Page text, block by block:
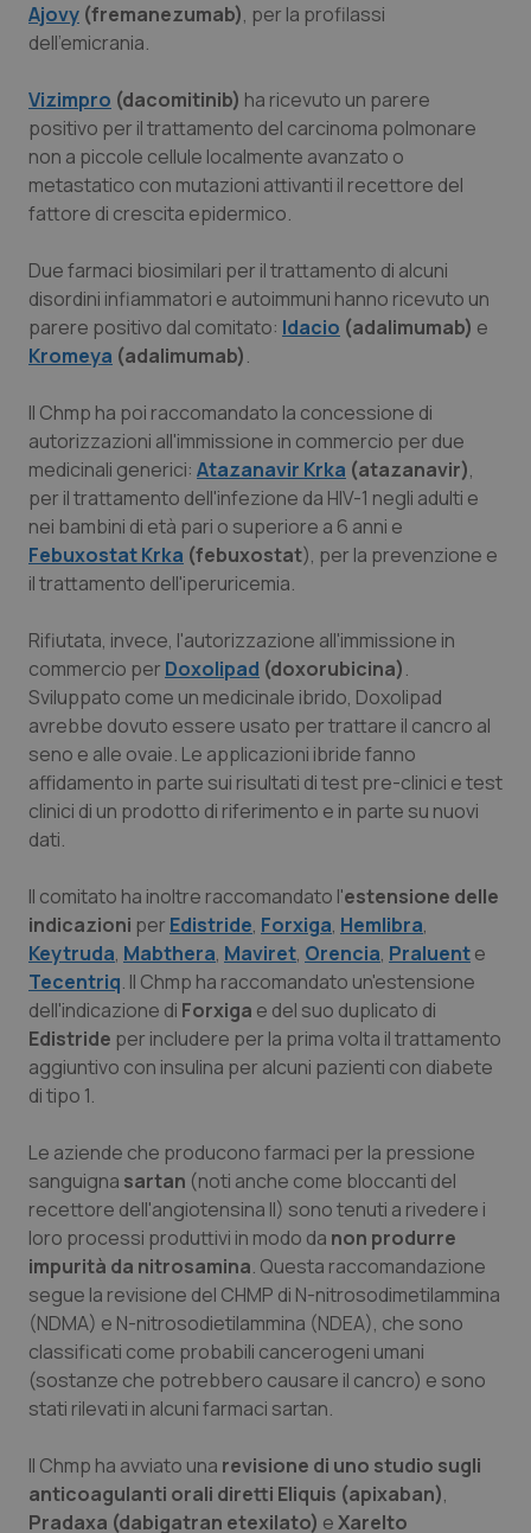
Campania
Friuli Venezia Giulia
Lazio
Liguria
Lombardia
Molise
Piemonte
Provincia Autonoma di Bolzano
Provincia Autonoma di Trento
Puglia
Sardegna
Sicilia
Toscana
Umbria
Valle D’Aosta
Veneto
Car-T
Dermatite Atopica
Diabete & glucometri
Disturbi dell’umore
Dolore
Epatiti
HIV
Infezioni & Febbre
Ipertensione & Scompenso
Malattie rare
Malattia di Crohn & Rettocolite Ulcerosa
Neuroscienze & patologie neurodegenerative
Obesità
Oftalmologia
Oncodermatologia
Oncoematologia
Psoriasi & pelle
Quotidiano Cardiologia
Quotidiano Chirurgia
Quotidiano Oncologia
Rene & patologie urogenitali
Ajovy (fremanezumab), per la profilassi
dell'emicrania.
Vizimpro (dacomitinib) ha ricevuto un parere
positivo per il trattamento del carcinoma polmonare
non a piccole cellule localmente avanzato o
metastatico con mutazioni attivanti il ​​recettore del
fattore di crescita epidermico.
Due farmaci biosimilari per il trattamento di alcuni
disordini infiammatori e autoimmuni hanno ricevuto un
parere positivo dal comitato: Idacio (adalimumab) e
Kromeya (adalimumab).
Il Chmp ha poi raccomandato la concessione di
autorizzazioni all'immissione in commercio per due
medicinali generici: Atazanavir Krka (atazanavir),
per il trattamento dell'infezione da HIV-1 negli adulti e
nei bambini di età pari o superiore a 6 anni e
Febuxostat Krka (febuxostat), per la prevenzione e
il trattamento dell'iperuricemia.
Rifiutata, invece, l'autorizzazione all'immissione in
commercio per Doxolipad (doxorubicina).
Sviluppato come un medicinale ibrido, Doxolipad
avrebbe dovuto essere usato per trattare il cancro al
seno e alle ovaie. Le applicazioni ibride fanno
affidamento in parte sui risultati di test pre-clinici e test
clinici di un prodotto di riferimento e in parte su nuovi
dati.
Il comitato ha inoltre raccomandato l'estensione delle
indicazioni per Edistride, Forxiga, Hemlibra,
Keytruda, Mabthera, Maviret, Orencia, Praluente
Tecentriq. Il Chmp ha raccomandato un'estensione
dell'indicazione di Forxiga e del suo duplicato di
Edistride per includere per la prima volta il trattamento
aggiuntivo con insulina per alcuni pazienti con diabete
di tipo 1.
Le aziende che producono farmaci per la pressione
sanguigna sartan (noti anche come bloccanti del
recettore dell'angiotensina II) sono tenuti a rivedere i
loro processi produttivi in ​​modo da non produrre
impurità da nitrosamina. Questa raccomandazione
segue la revisione del CHMP di N-nitrosodimetilammina
(NDMA) e N-nitrosodietilammina (NDEA), che sono
classificati come probabili cancerogeni umani
(sostanze che potrebbero causare il cancro) e sono
stati rilevati in alcuni farmaci sartan.
Il Chmp ha avviato una revisione di uno studio sugli
anticoagulanti orali diretti Eliquis (apixaban),
Pradaxa (dabigatran etexilato) eXarelto